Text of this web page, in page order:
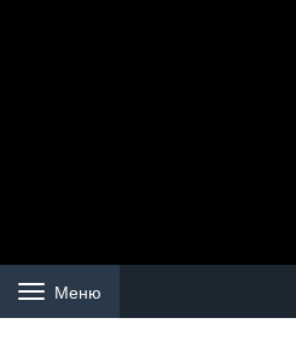
Навигация
Меню